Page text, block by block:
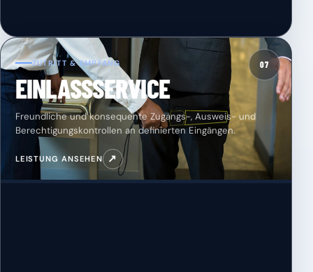
07
ZUTRITT & EMPFANG
EINLASSSERVICE
Freundliche und konsequente Zugangs-, Ausweis- und
Berechtigungskontrollen an definierten Eingängen.
LEISTUNG ANSEHEN ↗